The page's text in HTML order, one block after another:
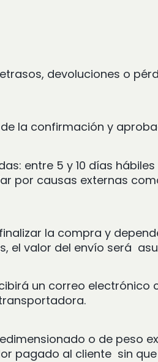
devoluciones o
la confirmación y
entre 5 y 10 días hábiles
por causas externas
la compra y
el valor del envío será
un correo
o de peso
pagado al cliente sin